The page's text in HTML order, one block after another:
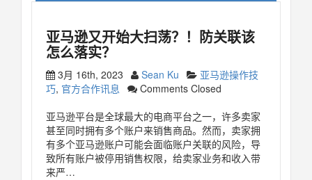
亚马逊又开始大扫荡？！防关联该
怎么落实？
3月 16th, 2023 Sean Ku
亚马逊操作技
巧, 官方合作讯息
Comments Closed
亚马逊平台是全球最大的电商平台之一，许多卖家
甚至同时拥有多个账户来销售商品。然而，卖家拥
有多个亚马逊账户可能会面临账户关联的风险，导
致所有账户被停用销售权限，给卖家业务和收入带
来严…